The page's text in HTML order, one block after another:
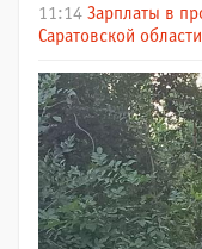
11:14 Зарплаты в
Саратовской